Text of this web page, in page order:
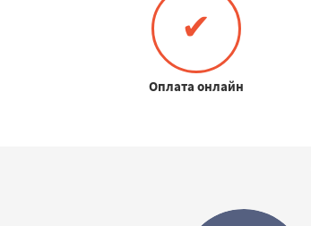
✔
Оплата онлайн